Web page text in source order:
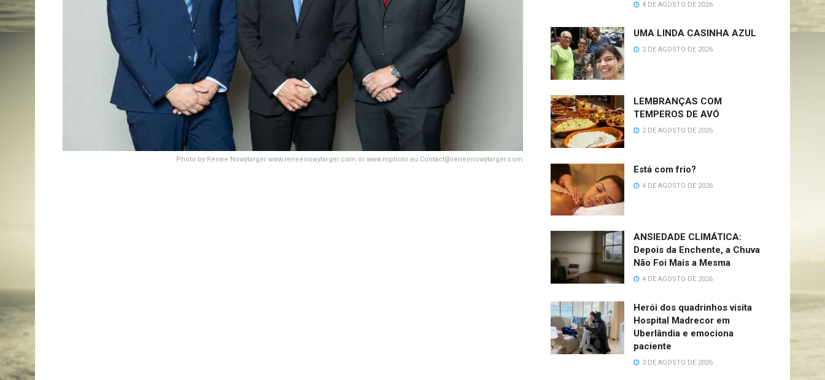
Photo by Renee Nowytarger www.reneenowytarger.com or www.rnphoto.au Contact@reneenowytarger.com
4 DE AGOSTO DE 2026
UMA LINDA CASINHA AZUL
2 DE AGOSTO DE 2026
LEMBRANÇAS COM
TEMPEROS DE AVÓ
2 DE AGOSTO DE 2026
Está com frio?
4 DE AGOSTO DE 2026
ANSIEDADE CLIMÁTICA:
Depois da Enchente, a Chuva
Não Foi Mais a Mesma
4 DE AGOSTO DE 2026
Herói dos quadrinhos visita
Hospital Madrecor em
Uberlândia e emociona
paciente
3 DE AGOSTO DE 2026